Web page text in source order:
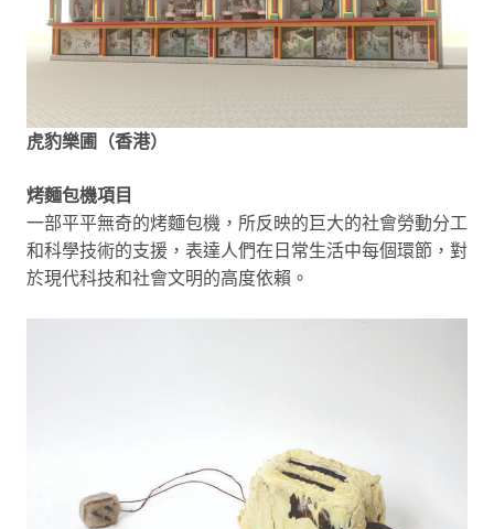
虎豹樂圃（香港）
烤麵包機項目
一部平平無奇的烤麵包機，所反映的巨大的社會勞動分工
和科學技術的支援，表達人們在日常生活中每個環節，對
於現代科技和社會文明的高度依賴。